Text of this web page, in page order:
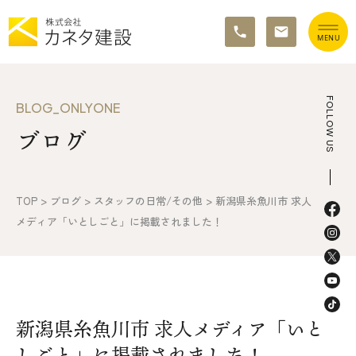
イベント情報
施工の流れ&アフターサポート
不動産情報
FOLLOW US
BLOG_ONLYONE
ブログ
TOP > ブログ > スタッフの日常/その他 > 新潟県糸魚川市 求人
メディア「いとしごと」に掲載されました！
新潟県糸魚川市 求人メディア「いと